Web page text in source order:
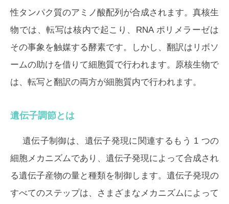
性タンパク質のアミノ酸配列が合成されます。真核生
物では、転写は核内で起こり、RNA ポリメラーゼは
その事象を触媒する酵素です。しかし、翻訳はリボソ
ームの助けを借りて細胞質で行われます。原核生物で
は、転写と翻訳の両方が細胞質内で行われます。
遺伝子調節とは
遺伝子制御は、遺伝子発現に関連するもう 1 つの
細胞メカニズムであり、遺伝子発現によって合成され
る遺伝子産物の量と種類を制御します。遺伝子発現の
すべてのステップは、さまざまなメカニズムによって